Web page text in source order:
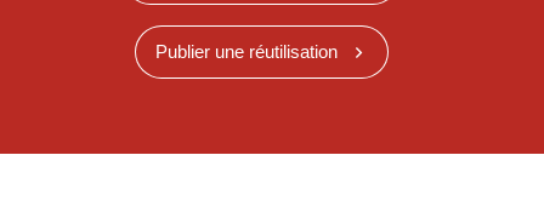
Publier une réutilisation